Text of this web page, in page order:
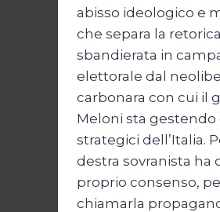
abisso ideologico e
che separa la
sbandierata in
elettorale dal
carbonara con cui il
Meloni sta gestendo
strategici dell’Italia.
destra sovranista ha
proprio consenso,
chiamarla